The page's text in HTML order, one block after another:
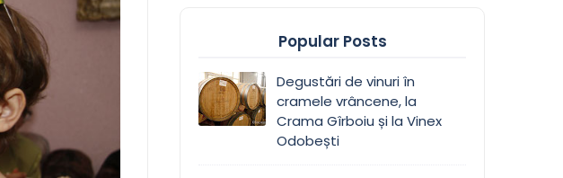
Popular Posts
Degustări de vinuri în
cramele vrâncene, la
Crama Gîrboiu și la Vinex
Odobești